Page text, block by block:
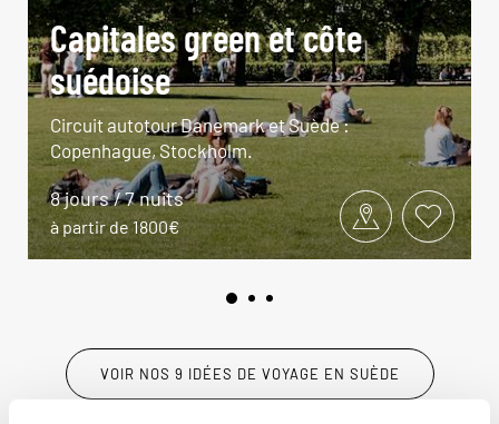
Capitales green et côte
suédoise
Circuit autotour Danemark et Suède :
Copenhague, Stockholm.
8 jours / 7 nuits
à partir de 1800€
VOIR NOS 9 IDÉES DE VOYAGE EN SUÈDE